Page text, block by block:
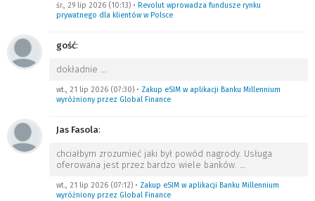
śr., 29 lip 2026 (10:13) • Revolut wprowadza fundusze rynku
prywatnego dla klientów w Polsce
gość:
dokładnie …
wt., 21 lip 2026 (07:30) • Zakup eSIM w aplikacji Banku Millennium
wyróżniony przez Global Finance
Jas Fasola:
chciałbym zrozumieć jaki był powód nagrody. Usługa
oferowana jest przez bardzo wiele banków. …
wt., 21 lip 2026 (07:12) • Zakup eSIM w aplikacji Banku Millennium
wyróżniony przez Global Finance